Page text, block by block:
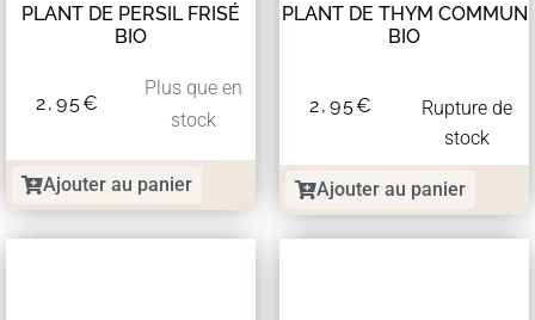
PLANT DE PERSIL FRISÉ
BIO
2,95€
Plus que en
stock
Ajouter au panier
PLANT DE THYM COMMUN
BIO
2,95€
Rupture de
stock
Ajouter au panier